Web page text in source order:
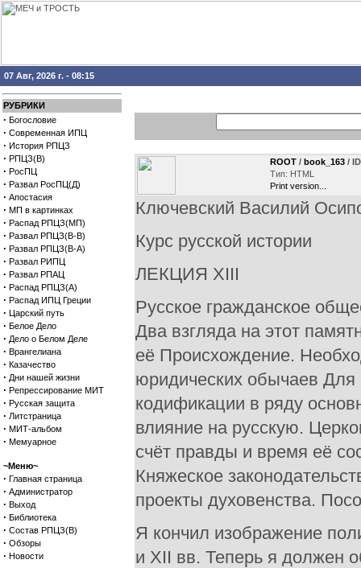
07 Авг, 2026 г. - 08:15
РУБРИКИ
· Богословие
· Современная ИПЦ
· История РПЦЗ
· РПЦЗ(В)
· РосПЦ
· Развал РосПЦ(Д)
· Апостасия
· МП в картинках
· Распад РПЦЗ(МП)
· Развал РПЦЗ(В-В)
· Развал РПЦЗ(В-А)
· Развал РИПЦ
· Развал РПАЦ
· Распад РПЦЗ(А)
· Распад ИПЦ Греции
· Царский путь
· Белое Дело
· Дело о Белом Деле
· Врангелиана
· Казачество
· Дни нашей жизни
· Репрессирование МИТ
· Русская защита
· Литстраница
· МИТ-альбом
· Мемуарное
~Меню~
· Главная страница
· Администратор
· Выход
· Библиотека
· Состав РПЦЗ(В)
· Обзоры
· Новости
ROOT / book_163 /
Тип: HTML
Print version...
Ключевский Василий
Курс русской истории
ЛЕКЦИЯ XIII
Русское гражданское
Два взгляда на этот
её Происхождение.
юридических обычаев Для
кодификации в ряду
влияние на русскую.
счёт правды и время её
Княжеское
проекты духовенства.
Я кончил изображение
и XII вв. Теперь я должен